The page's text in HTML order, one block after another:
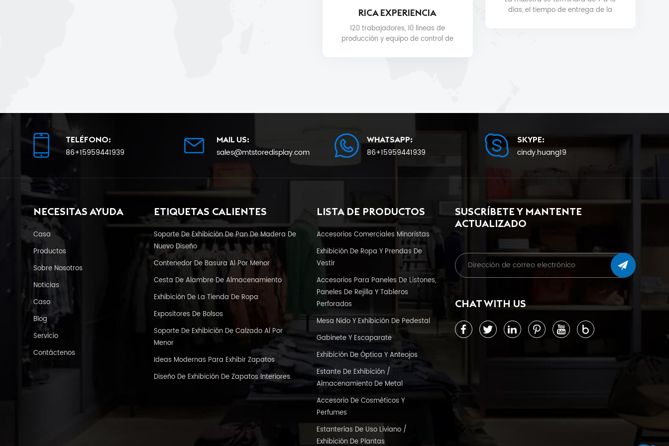
RICA EXPERIENCIA
120 trabajadores, 10 líneas de
producción y equipo de control de
producto y la fecha de entrega.
días, el tiempo de entrega de la
TELÉFONO:
86+15959441939
MAIL US:
sales@mtstoredisplay.com
WHATSAPP:
86+15959441939
SKYPE:
cindy.huang19
NECESITAS AYUDA
Casa
Productos
Sobre Nosotros
Noticias
Caso
Blog
Servicio
Contáctenos
ETIQUETAS CALIENTES
Soporte De Exhibición De Pan De Madera De
Nuevo Diseño
Contenedor De Basura Al Por Menor
Cesta De Alambre De Almacenamiento
Exhibición De La Tienda De Ropa
Expositores De Bolsos
Soporte De Exhibición De Calzado Al Por
Menor
Ideas Modernas Para Exhibir Zapatos
Diseño De Exhibición De Zapatos Interiores.
LISTA DE PRODUCTOS
Accesorios Comerciales Minoristas
Exhibición De Ropa Y Prendas De
Vestir
Accesorios Para Paneles De Listones,
Paneles De Rejilla Y Tableros
Perforados
Mesa Nido Y Exhibición De Pedestal
Gabinete Y Escaparate
Exhibición De Óptica Y Anteojos
Estante De Exhibición /
Almacenamiento De Metal
Accesorio De Cosméticos Y
Perfumes
Estanterías De Uso Liviano /
Exhibición De Plantas
SUSCRÍBETE Y MANTENTE
ACTUALIZADO
CHAT WITH US